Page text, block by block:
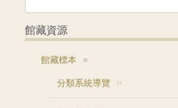
館藏資源
館藏標本
分類系統導覽